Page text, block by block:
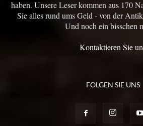
haben. Unsere Leser kommen aus 170
Sie alles rund ums Geld - von der
Und noch ein bisschen
Kontaktieren Sie
FOLGEN SIE UNS